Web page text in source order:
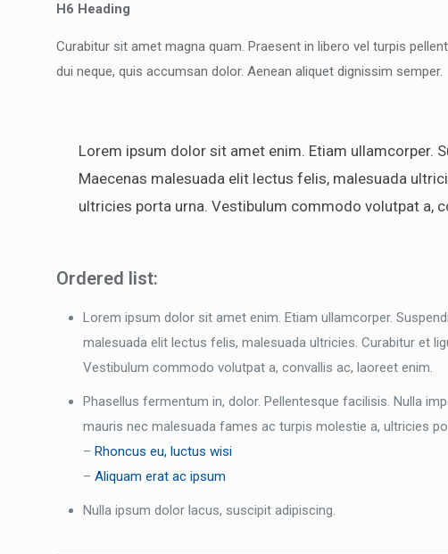
H6 Heading
Curabitur sit amet magna quam. Praesent in libero vel turpis
dui neque, quis accumsan dolor. Aenean aliquet dignissim semper.
Lorem ipsum dolor sit amet enim. Etiam ullamcorper.
Maecenas malesuada elit lectus felis, malesuada
ultricies porta urna. Vestibulum commodo volutpat a,
Ordered list:
Lorem ipsum dolor sit amet enim. Etiam ullamcorper.
malesuada elit lectus felis, malesuada ultricies. Curabitur et
Vestibulum commodo volutpat a, convallis ac, laoreet enim.
Phasellus fermentum in, dolor. Pellentesque facilisis. Nulla
mauris nec malesuada fames ac turpis molestie a, ultricies
– Rhoncus eu, luctus wisi
– Aliquam erat ac ipsum
Nulla ipsum dolor lacus, suscipit adipiscing.